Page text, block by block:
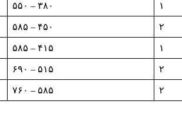
۱ ۳۸۰ – ۵۵۰
۲ ۴۵۰ – ۵۸۵
۱ ۴۱۵ – ۵۸۵
۲ ۵۱۵ – ۶۹۰
۲ ۵۸۵ – ۷۶۰